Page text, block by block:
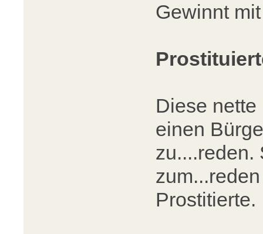
Gewinnt
Diese
einen
zu....reden.
Prostitierte.